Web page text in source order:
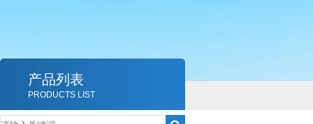
产品列表
PRODUCTS LIST